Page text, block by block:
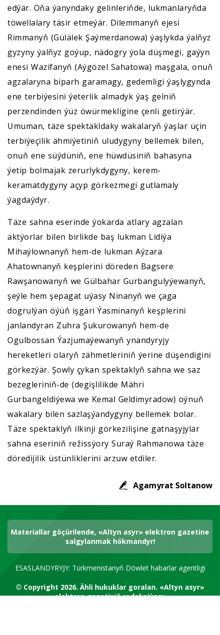
edýär. Oňa ýanyndaky gelinleriňde, lukmanlaryňda
töwellalary täsir etmeýär. Dilemmanyň ejesi
Rimmanyň (Gülälek Şaýmerdanowa) ýaşlykda ýalňyz
gyzyny ýalňyz goýup, nädogry ýola düşmegi, gaýyn
enesi Wazifanyň (Aýgözel Sahatowa) maşgala, onuň
agzalaryna biparh garamagy, gedemligi ýaşlygynda
ene terbiýesini ýeterlik almadyk ýaş gelniň
perzendinden ýüz öwürmekligine çenli getirýär.
Umuman, täze spektakldaky wakalaryň ýaşlar üçin
terbiýeçilik ähmiýetiniň uludygyny bellemek bilen,
onuň ene süýdüniň, ene hüwdüsiniň bahasyna
ýetip bolmajak zerurlykdygyny, kerem-
keramatdygyny açyp görkezmegi gutlamaly
ýagdaýdyr.
Täze sahna eserinde ýokarda atlary agzalan
aktýorlar bilen birlikde baş lukman Lidiýa
Mihaýlownanyň hem-de lukman Aýzara
Ahatownanyň keşplerini döreden Bagsere
Rawşanowanyň we Gülbahar Gurbangulyýewanyň,
şeýle hem şepagat uýasy Ninanyň we çaga
dogrulýan öýüň işgäri Ýasminanyň keşplerini
janlandyran Zuhra Şukurowanyň hem-de
Ogulbossan Ýazjumaýewanyň ynandyryjy
hereketleri olaryň zähmetleriniň ýerine düşendigini
görkezýär. Şowly çykan spektaklyň sahna we saz
bezegleriniň-de (degişlilikde Mähri
Gurbangeldiýewa we Kemal Geldimyradow) oýnuň
wakalary bilen sazlaşýandygyny bellemek bolar.
Täze spektaklyň ilkinji görkezilişine gatnaşyjylar
sahna eseriniň režissýory Suraý Rahmanowa täze
döredijilik üstünliklerini arzuw etdiler.
Agamyrat Soltanow
Materiallar göçürilende, «Altyn asyr» elektron gazetine
salgylanmak hökmandyr!
ESASLANDYRYJY: Türkmenistanyň Döwlet habarlar agentligi
© Copyright 2026.Ähli hukuklar goralan. «Altyn asyr»
elektron gazetiniň redaksiýasy